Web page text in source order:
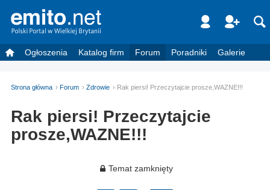
Ogłoszenia Katalog firm Forum Poradniki Galerie
Strona główna Forum Zdrowie Rak piersi! Przeczytajcie prosze,WAZNE!!!
Rak piersi! Przeczytajcie
prosze,WAZNE!!!
Temat zamknięty